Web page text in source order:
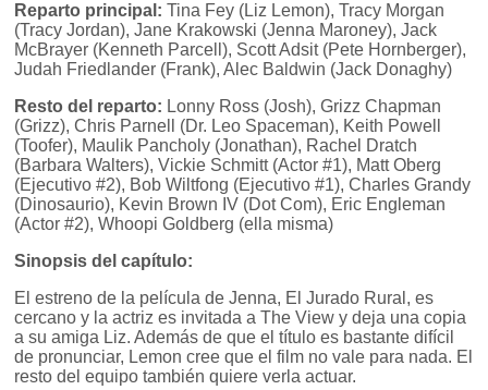
Reparto principal: Tina Fey (Liz Lemon), Tracy Morgan
(Tracy Jordan), Jane Krakowski (Jenna Maroney), Jack
McBrayer (Kenneth Parcell), Scott Adsit (Pete Hornberger),
Judah Friedlander (Frank), Alec Baldwin (Jack Donaghy)
Resto del reparto: Lonny Ross (Josh), Grizz Chapman
(Grizz), Chris Parnell (Dr. Leo Spaceman), Keith Powell
(Toofer), Maulik Pancholy (Jonathan), Rachel Dratch
(Barbara Walters), Vickie Schmitt (Actor #1), Matt Oberg
(Ejecutivo #2), Bob Wiltfong (Ejecutivo #1), Charles Grandy
(Dinosaurio), Kevin Brown IV (Dot Com), Eric Engleman
(Actor #2), Whoopi Goldberg (ella misma)
Sinopsis del capítulo:
El estreno de la película de Jenna, El Jurado Rural, es
cercano y la actriz es invitada a The View y deja una copia
a su amiga Liz. Además de que el título es bastante difícil
de pronunciar, Lemon cree que el film no vale para nada. El
resto del equipo también quiere verla actuar.